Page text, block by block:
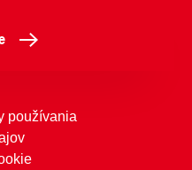
používania